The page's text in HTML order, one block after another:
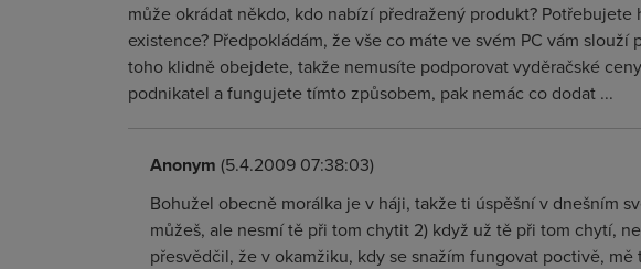
může okrádat někdo, kdo nabízí předražený produkt? Potřebujete
existence? Předpokládám, že vše co máte ve svém PC vám
toho klidně obejdete, takže nemusíte podporovat vyděračské
podnikatel a fungujete tímto způsobem, pak nemác co dodat ...
Anonym (5.4.2009 07:38:03)
Bohužel obecně morálka je v háji, takže ti úspěšní v dnešním
můžeš, ale nesmí tě při tom chytit 2) když už tě při tom chytí,
přesvědčil, že v okamžiku, kdy se snažím fungovat poctivě,